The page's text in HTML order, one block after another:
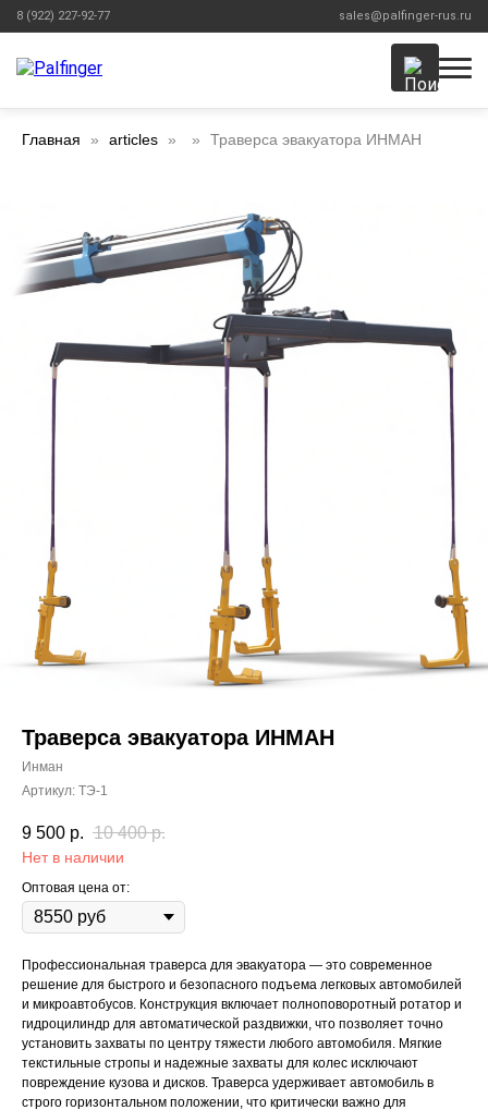
8 (922) 227-92-77 sales@palfinger-rus.ru
Главная articles Траверса эвакуатора ИНМАН
Траверса эвакуатора ИНМАН
Инман
Артикул: ТЭ-1
9 500 р. 10 400 р.
Нет в наличии
Оптовая цена от:
Профессиональная траверса для эвакуатора — это современное
решение для быстрого и безопасного подъема легковых автомобилей
и микроавтобусов. Конструкция включает полноповоротный ротатор и
гидроцилиндр для автоматической раздвижки, что позволяет точно
установить захваты по центру тяжести любого автомобиля. Мягкие
текстильные стропы и надежные захваты для колес исключают
повреждение кузова и дисков. Траверса удерживает автомобиль в
строго горизонтальном положении, что критически важно для